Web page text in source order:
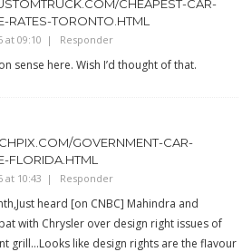
CHEAPEST-CAR-
RATES-TORONTO.HTML
at 09:10 Responder
sense here. Wish I’d thought of that.
GOVERNMENT-CAR-
FLORIDA.HTML
at 10:43 Responder
heard [on CNBC] Mahindra and
with Chrysler over design right issues of
grill…Looks like design rights are the flavour